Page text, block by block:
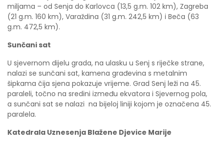
miljama – od Senja do Karlovca (13,5 g.m. 102 km), Zagreba
(21 g.m. 160 km), Varaždina (31 g.m. 242,5 km) i Beča (63
g.m. 472,5 km).
Sunčani sat
U sjevernom dijelu grada, na ulasku u Senj s riječke strane,
nalazi se sunčani sat, kamena građevina s metalnim
šipkama čija sjena pokazuje vrijeme. Grad Senj leži na 45.
paraleli, točno na sredini između ekvatora i Sjevernog pola,
a sunčani sat se nalazi na bijeloj liniji kojom je označena 45.
paralela.
Katedrala Uznesenja Blažene Djevice Marije